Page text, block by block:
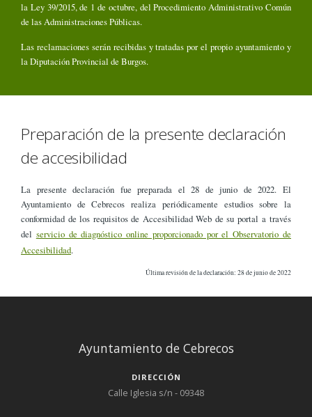
la Ley 39/2015, de 1 de octubre, del Procedimiento Administrativo Común
de las Administraciones Públicas.
Las reclamaciones serán recibidas y tratadas por el propio ayuntamiento y
la Diputación Provincial de Burgos.
Preparación de la presente declaración
de accesibilidad
La presente declaración fue preparada el 28 de junio de 2022. El
Ayuntamiento de Cebrecos realiza periódicamente estudios sobre la
conformidad de los requisitos de Accesibilidad Web de su portal a través
del servicio de diagnóstico online proporcionado por el Observatorio de
Accesibilidad.
Última revisión de la declaración: 28 de junio de 2022
Ayuntamiento de Cebrecos
DIRECCIÓN
Calle Iglesia s/n - 09348